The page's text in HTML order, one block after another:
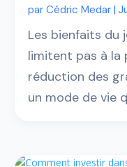
par Cédric Medar |
Les bienfaits du
limitent pas à la
réduction des
un mode de vie